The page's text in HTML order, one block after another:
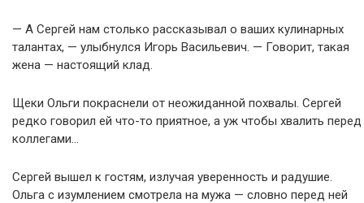
— А Сергей нам столько рассказывал о ваших кулинарных
талантах, — улыбнулся Игорь Васильевич. — Говорит, такая
жена — настоящий клад.
Щеки Ольги покраснели от неожиданной похвалы. Сергей
редко говорил ей что-то приятное, а уж чтобы хвалить перед
коллегами…
Сергей вышел к гостям, излучая уверенность и радушие.
Ольга с изумлением смотрела на мужа — словно перед ней